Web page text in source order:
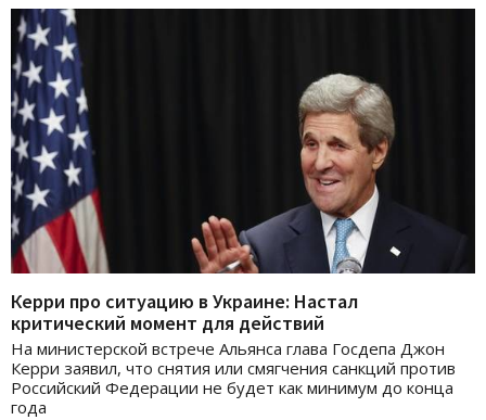
Керри про ситуацию в Украине: Настал
критический момент для действий
На министерской встрече Альянса глава Госдепа Джон
Керри заявил, что снятия или смягчения санкций против
Российский Федерации не будет как минимум до конца
года